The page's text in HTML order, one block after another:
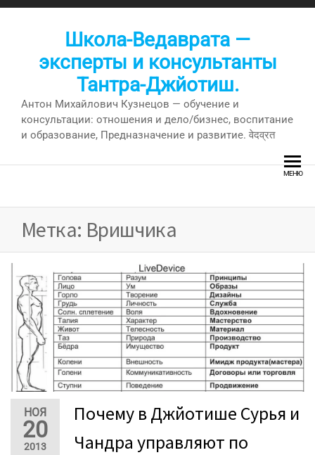
Перейти
Школа-Ведаврата —
эксперты и консультанты
Тантра-Джйотиш.
Антон Михайлович Кузнецов — обучение и
консультации: отношения и дело/бизнес, воспитание
и образование, Предназначение и развитие. वेदव्रत
МЕНЮ
Метка: Вришчика
НОЯ
20
2013
Почему в Джйотише Сурья и
Чандра управляют по